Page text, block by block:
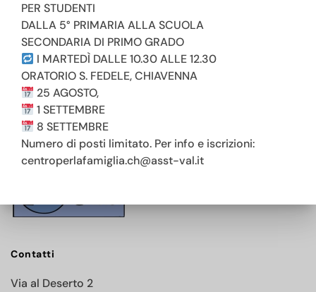
Torna alle news
Contatti
Via al Deserto 2
PER STUDENTI
DALLA 5° PRIMARIA ALLA SCUOLA
SECONDARIA DI PRIMO GRADO
I MARTEDÌ DALLE 10.30 ALLE 12.30
ORATORIO S. FEDELE, CHIAVENNA
25 AGOSTO,
1 SETTEMBRE
8 SETTEMBRE
Numero di posti limitato. Per info e iscrizioni:
centroperlafamiglia.ch@asst-val.it